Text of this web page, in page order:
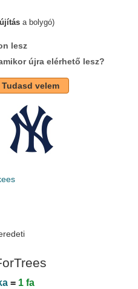
a bolygó)
lesz
újra elérhető lesz?
Tudasd velem
= 1 fa